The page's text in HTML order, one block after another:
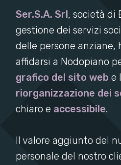
Ser.S.A. Srl, società di
gestione dei servizi
delle persone anziane,
affidarsi a Nodopiano
grafico del sito web e
riorganizzazione dei
chiaro e accessibile.
Il valore aggiunto del
personale del nostro